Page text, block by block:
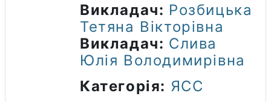
Викладач: Розбицька
Тетяна Вікторівна
Викладач: Слива
Юлія Володимирівна
Категорія: ЯСС